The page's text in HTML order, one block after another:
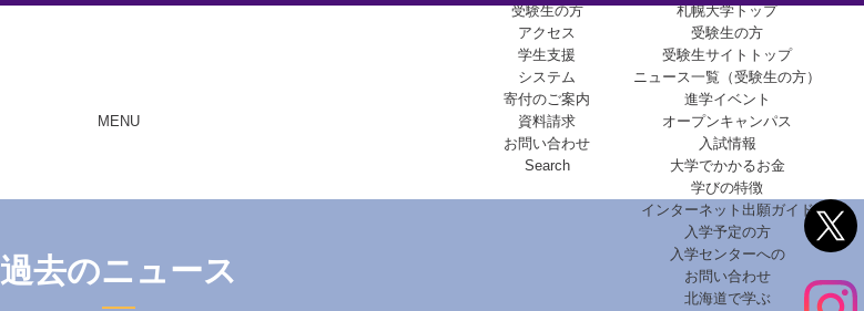
MENU
受験生の方
アクセス
学生支援
システム
寄付のご案内
資料請求
お問い合わせ
Search
札幌大学トップ
受験生の方
受験生サイトトップ
ニュース一覧（受験生の方）
進学イベント
オープンキャンパス
入試情報
大学でかかるお金
学びの特徴
インターネット出願ガイド
入学予定の方
入学センターへの
お問い合わせ
北海道で学ぶ
過去のニュース